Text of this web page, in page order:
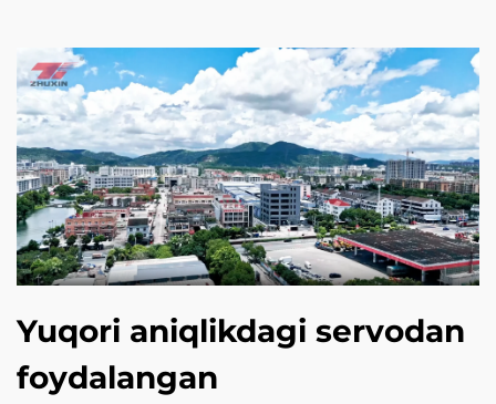
Yuqori aniqlikdagi servodan
foydalangan